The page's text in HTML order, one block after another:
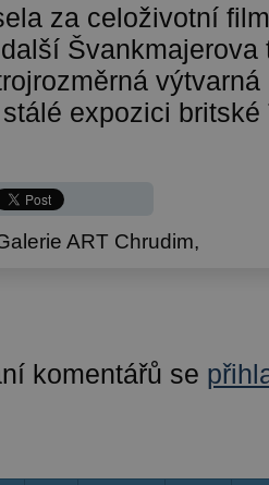
za celoživotní
Švankmajerova
expozici britské
ART Chrudim,
komentářů se